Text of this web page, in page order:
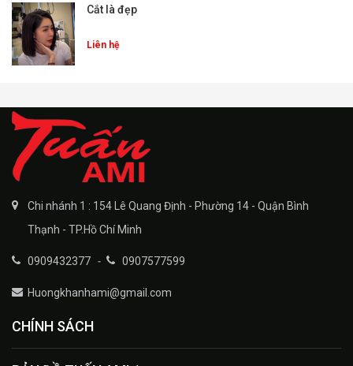
Cắt là đẹp
Liên hệ
Chi nhánh 1 : 154 Lê Quang Định - Phường 14 - Quận Bình
Thạnh - TP.Hồ Chí Minh
0909432377 - 0907577599
Huongkhanhami@gmail.com
CHÍNH SÁCH